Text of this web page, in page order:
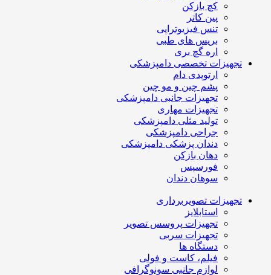
کچ بازکن
پین کاتر
تنس فیزیوتراپی
بریس های طبی
اره گچ بری
تجهیزات تخصصی دامپزشکی
ارتوپدی دام
پشم چین و مو چین
تجهیزات جانبی دامپزشکی
تجهیزات مهاری
تولید مثلی دامپزشکی
جراحی دامپزشکی
دندان پزشکی دامپزشکی
دهان بازکن
فورسپس
سوهان دندان
تجهیزات تصویربرداری
استابلایز
تجهیزات پروسس تصویر
تجهیزات سربی
دستگاه ها
فیلم، کاست و فولی
لوازم جانبی سونوگرافی